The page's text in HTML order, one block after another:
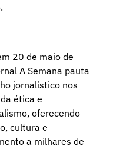
20 de maio de
A Semana pauta
jornalístico nos
ética e
oferecendo
cultura e
a milhares de